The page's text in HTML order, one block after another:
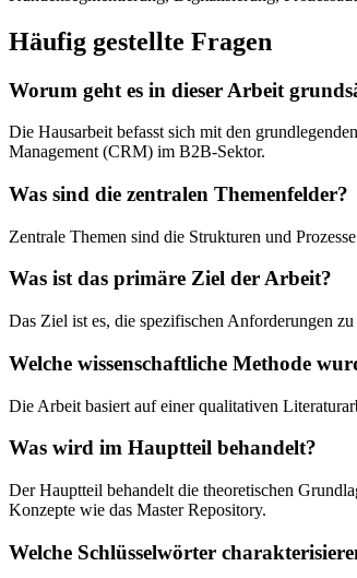
Häufig gestellte Fragen
Worum geht es in dieser Arbeit
Die Hausarbeit befasst sich mit den
Management (CRM) im B2B-Sektor.
Was sind die zentralen Themenfelder?
Zentrale Themen sind die Strukturen und
Was ist das primäre Ziel der Arbeit?
Das Ziel ist es, die spezifischen Anforderungen
Welche wissenschaftliche Methode
Die Arbeit basiert auf einer qualitativen
Was wird im Hauptteil behandelt?
Der Hauptteil behandelt die theoretischen
Konzepte wie das Master Repository.
Welche Schlüsselwörter